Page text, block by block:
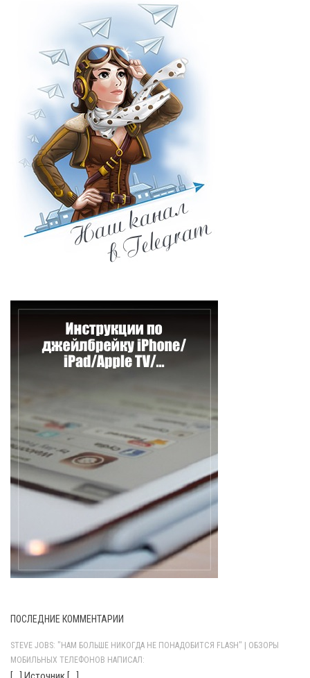
ПОСЛЕДНИЕ КОММЕНТАРИИ
STEVE JOBS: "НАМ БОЛЬШЕ НИКОГДА НЕ ПОНАДОБИТСЯ FLASH" | ОБЗОРЫ
МОБИЛЬНЫХ ТЕЛЕФОНОВ НАПИСАЛ: